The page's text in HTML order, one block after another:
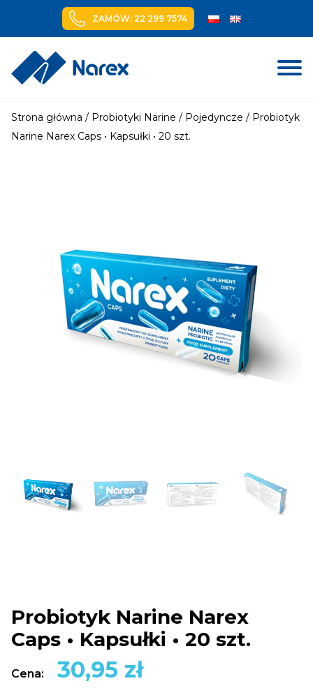
content
ZAMÓW: 22 299 7574
Strona główna / Probiotyki Narine / Pojedyncze / Probiotyk
Narine Narex Caps • Kapsułki • 20 szt.
Probiotyk Narine Narex
Caps • Kapsułki • 20 szt.
Cena: 30,95 zł